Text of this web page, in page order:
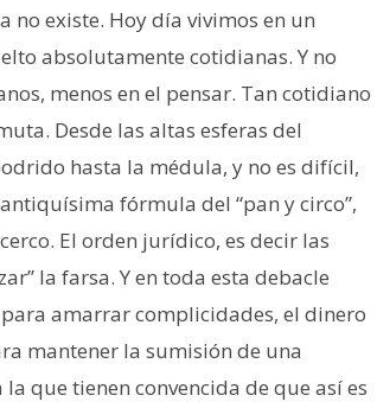
no existe. Hoy día vivimos en un
absolutamente cotidianas. Y no
menos en el pensar. Tan cotidiano
Desde las altas esferas del
hasta la médula, y no es difícil,
fórmula del “pan y circo”,
El orden jurídico, es decir las
la farsa. Y en toda esta debacle
amarrar complicidades, el dinero
mantener la sumisión de una
que tienen convencida de que así es